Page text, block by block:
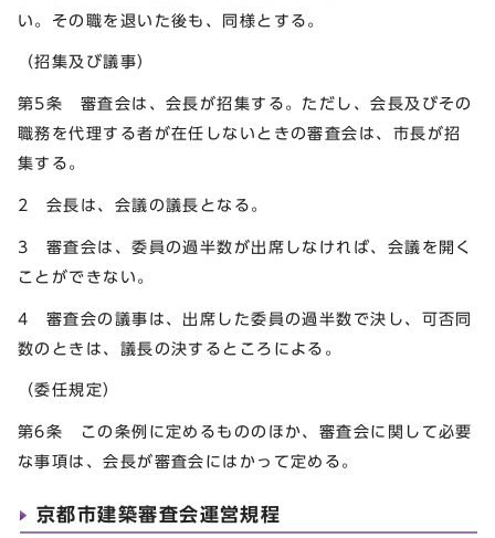
い。その職を退いた後も、同様とする。
（招集及び議事）
第5条 審査会は、会長が招集する。ただし、会長及びその
職務を代理する者が在任しないときの審査会は、市長が招
集する。
2 会長は、会議の議長となる。
3 審査会は、委員の過半数が出席しなければ、会議を開く
ことができない。
4 審査会の議事は、出席した委員の過半数で決し、可否同
数のときは、議長の決するところによる。
（委任規定）
第6条 この条例に定めるもののほか、審査会に関して必要
な事項は、会長が審査会にはかって定める。
京都市建築審査会運営規程